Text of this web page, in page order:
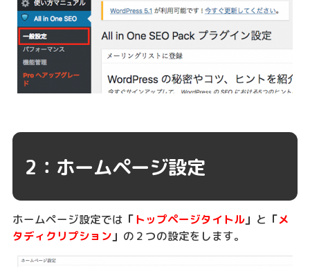
2：ホームページ設定
ホームページ設定では 「トップページタイトル」 と 「メ
タディクリプション 」 の２つの設定をします。